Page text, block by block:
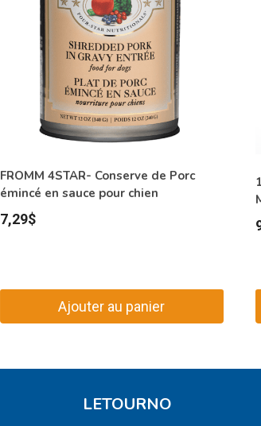
FROMM 4STAR- Conserve de Porc
émincé en sauce pour chien
7,29$
Ajouter au panier
LETOURNO